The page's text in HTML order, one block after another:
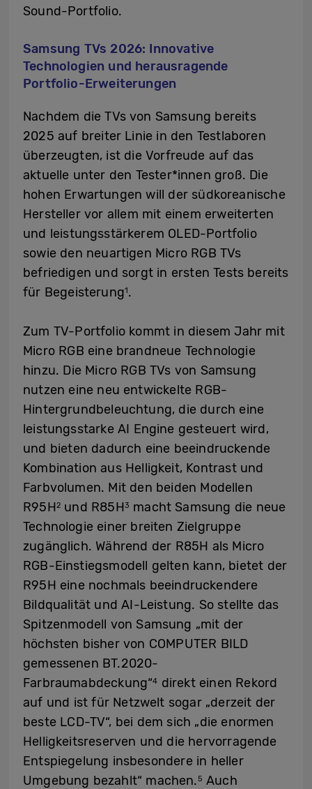
Sound-Portfolio.
Samsung TVs 2026: Innovative
Technologien und herausragende
Portfolio-Erweiterungen
Nachdem die TVs von Samsung bereits
2025 auf breiter Linie in den Testlaboren
überzeugten, ist die Vorfreude auf das
aktuelle unter den Tester*innen groß. Die
hohen Erwartungen will der südkoreanische
Hersteller vor allem mit einem erweiterten
und leistungsstärkerem OLED-Portfolio
sowie den neuartigen Micro RGB TVs
befriedigen und sorgt in ersten Tests bereits
für Begeisterung1.
Zum TV-Portfolio kommt in diesem Jahr mit
Micro RGB eine brandneue Technologie
hinzu. Die Micro RGB TVs von Samsung
nutzen eine neu entwickelte RGB-
Hintergrundbeleuchtung, die durch eine
leistungsstarke AI Engine gesteuert wird,
und bieten dadurch eine beeindruckende
Kombination aus Helligkeit, Kontrast und
Farbvolumen. Mit den beiden Modellen
R95H2und R85H3 macht Samsung die neue
Technologie einer breiten Zielgruppe
zugänglich. Während der R85H als Micro
RGB-Einstiegsmodell gelten kann, bietet der
R95H eine nochmals beeindruckendere
Bildqualität und AI-Leistung. So stellte das
Spitzenmodell von Samsung „mit der
höchsten bisher von COMPUTER BILD
gemessenen BT.2020-
Farbraumabdeckung“4 direkt einen Rekord
auf und ist für Netzwelt sogar „derzeit der
beste LCD-TV“, bei dem sich „die enormen
Helligkeitsreserven und die hervorragende
Entspiegelung insbesondere in heller
Umgebung bezahlt“ machen.5 Auch